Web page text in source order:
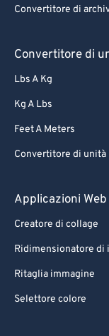
Convertitore di
Convertitore di
Lbs A Kg
Kg A Lbs
Feet A Meters
Convertitore di unità
Applicazioni Web
Creatore di collage
Ridimensionatore di
Ritaglia immagine
Selettore colore